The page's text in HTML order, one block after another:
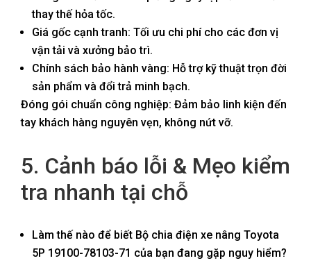
thay thế hỏa tốc.
Giá gốc cạnh tranh: Tối ưu chi phí cho các đơn vị
vận tải và xưởng bảo trì.
Chính sách bảo hành vàng: Hỗ trợ kỹ thuật trọn đời
sản phẩm và đổi trả minh bạch.
Đóng gói chuẩn công nghiệp: Đảm bảo linh kiện đến
tay khách hàng nguyên vẹn, không nứt vỡ.
5. Cảnh báo lỗi & Mẹo kiểm
tra nhanh tại chỗ
Làm thế nào để biết Bộ chia điện xe nâng Toyota
5P 19100-78103-71 của bạn đang gặp nguy hiểm?